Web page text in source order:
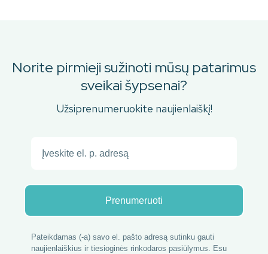
Norite pirmieji sužinoti mūsų patarimus
sveikai šypsenai?
Užsiprenumeruokite naujienlaiškį!
Prenumeruoti
Pateikdamas (-a) savo el. pašto adresą sutinku gauti
naujienlaiškius ir tiesioginės rinkodaros pasiūlymus. Esu